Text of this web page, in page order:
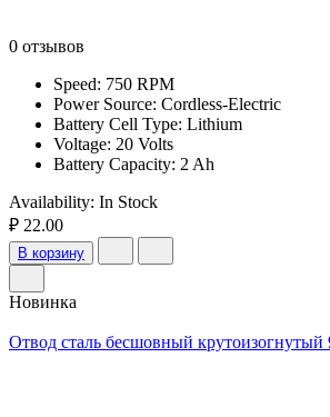
0 отзывов
Speed: 750 RPM
Power Source: Cordless-Electric
Battery Cell Type: Lithium
Voltage: 20 Volts
Battery Capacity: 2 Ah
Availability: In Stock
₽ 22.00
В корзину
Новинка
Отвод сталь бесшовный